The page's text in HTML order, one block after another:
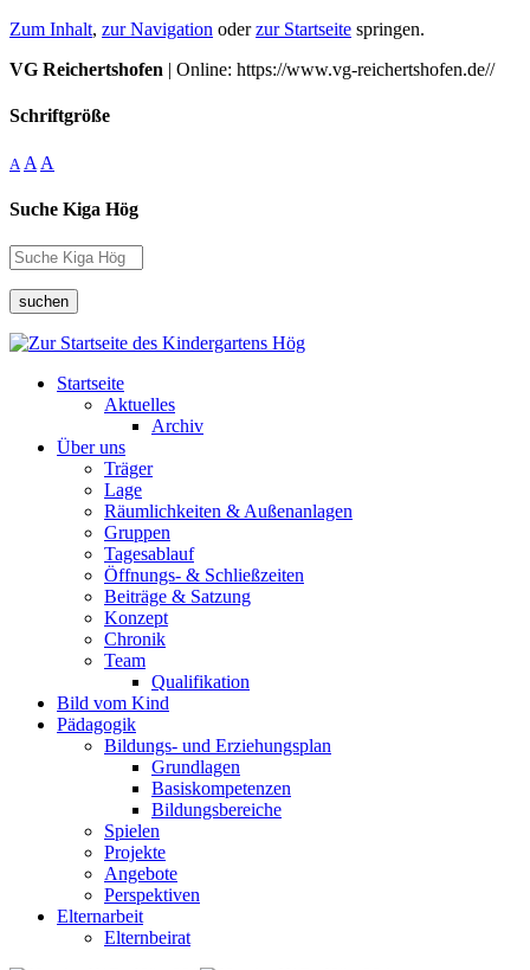
Zum Inhalt, zur Navigation oderzur Startseite springen.
VG Reichertshofen | Online: https://www.vg-reichertshofen.de//
Schriftgröße
A A A
Suche Kiga Hög
suchen
Startseite
Aktuelles
Archiv
Über uns
Träger
Lage
Räumlichkeiten & Außenanlagen
Gruppen
Tagesablauf
Öffnungs- & Schließzeiten
Beiträge & Satzung
Konzept
Chronik
Team
Qualifikation
Bild vom Kind
Pädagogik
Bildungs- und Erziehungsplan
Grundlagen
Basiskompetenzen
Bildungsbereiche
Spielen
Projekte
Angebote
Perspektiven
Elternarbeit
Elternbeirat